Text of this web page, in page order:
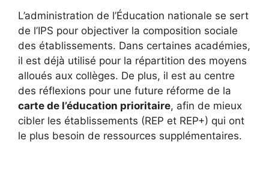
L’administration de l’Éducation nationale se sert
de l’IPS pour objectiver la composition sociale
des établissements. Dans certaines académies,
il est déjà utilisé pour la répartition des moyens
alloués aux collèges. De plus, il est au centre
des réflexions pour une future réforme de la
carte de l’éducation prioritaire, afin de mieux
cibler les établissements (REP et REP+) qui ont
le plus besoin de ressources supplémentaires.